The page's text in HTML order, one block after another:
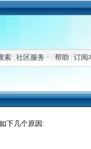
索| 社区服务 帮助 订阅
下几个原因: